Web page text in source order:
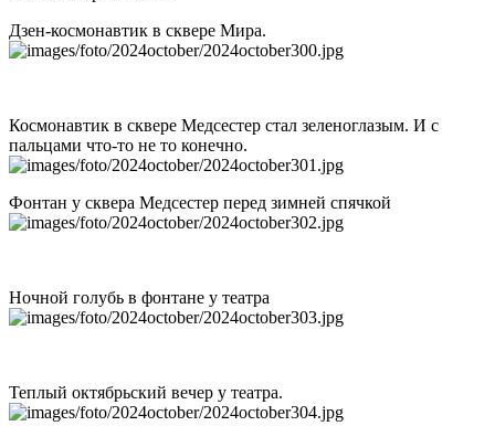
Дзен-космонавтик в сквере Мира.
Космонавтик в сквере Медсестер стал зеленоглазым. И с
пальцами что-то не то конечно.
Фонтан у сквера Медсестер перед зимней спячкой
Ночной голубь в фонтане у театра
Теплый октябрьский вечер у театра.